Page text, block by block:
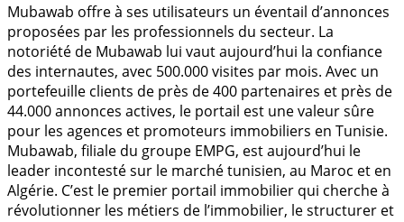
Mubawab offre à ses utilisateurs un éventail d’annonces
proposées par les professionnels du secteur. La
notoriété de Mubawab lui vaut aujourd’hui la confiance
des internautes, avec 500.000 visites par mois. Avec un
portefeuille clients de près de 400 partenaires et près de
44.000 annonces actives, le portail est une valeur sûre
pour les agences et promoteurs immobiliers en Tunisie.
Mubawab, filiale du groupe EMPG, est aujourd’hui le
leader incontesté sur le marché tunisien, au Maroc et en
Algérie. C’est le premier portail immobilier qui cherche à
révolutionner les métiers de l’immobilier, le structurer et